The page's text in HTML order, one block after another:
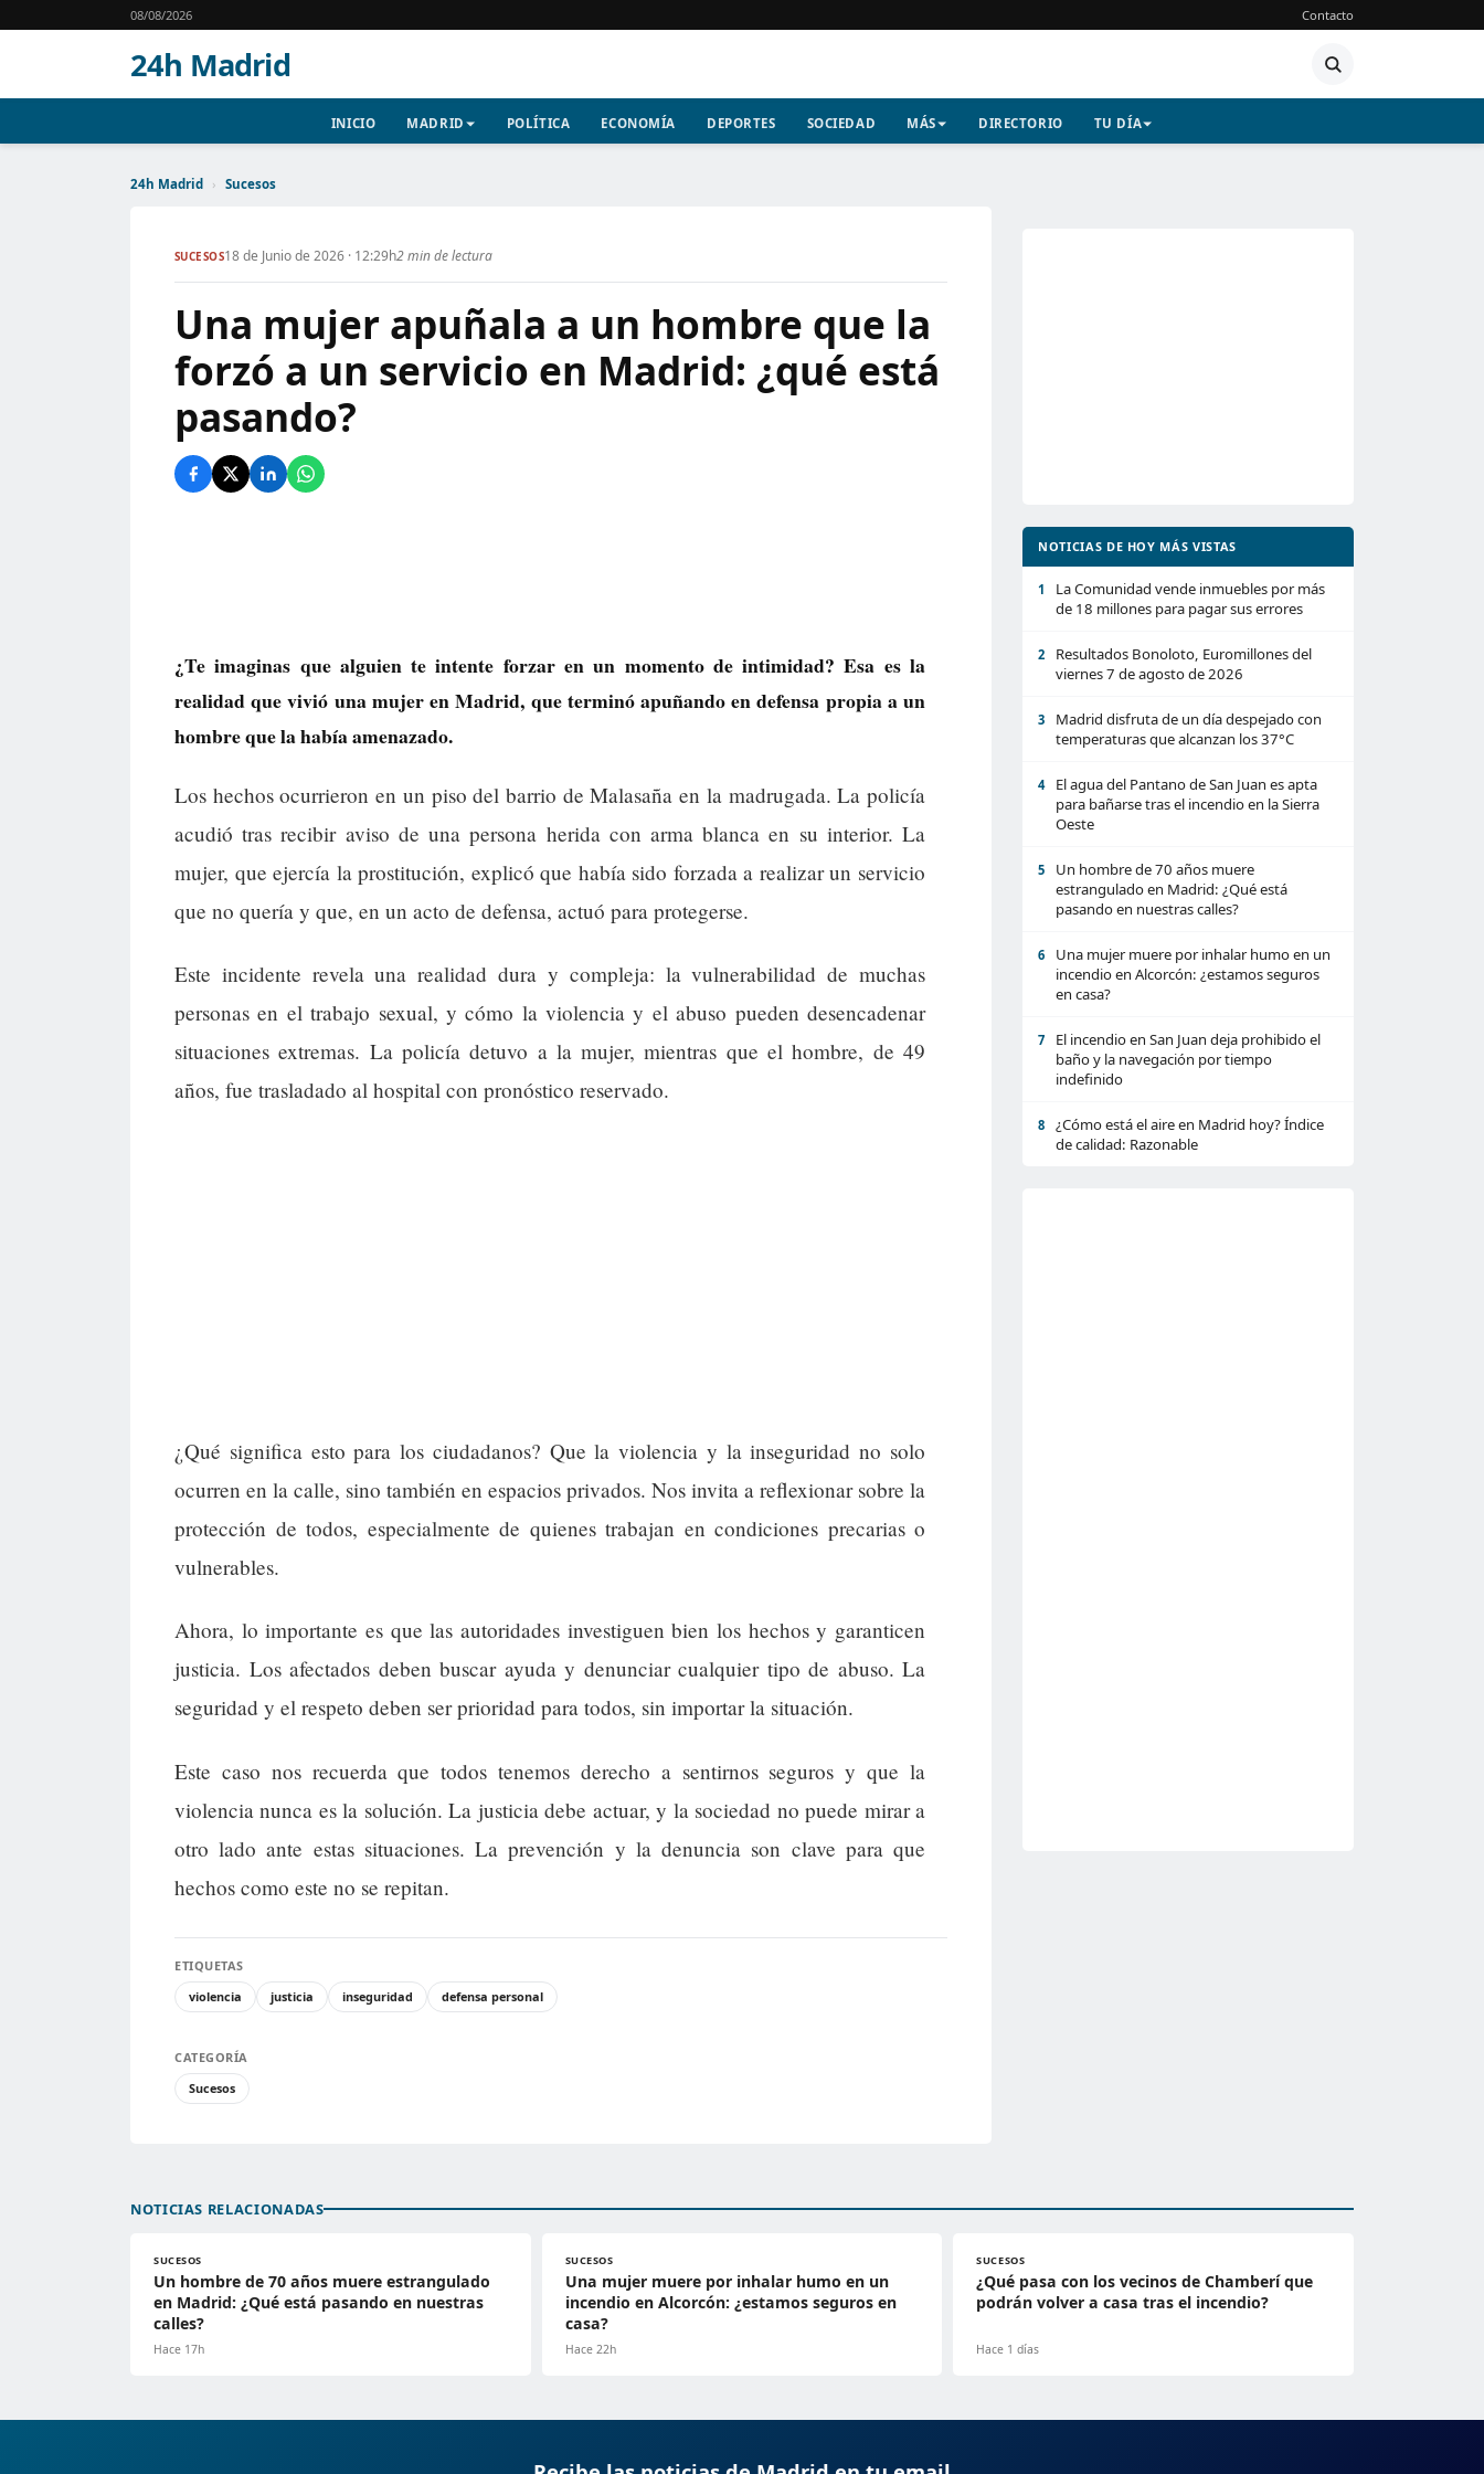
08/08/2026 Contacto
24h Madrid
INICIO MADRID POLÍTICA ECONOMÍA DEPORTES SOCIEDAD MÁS DIRECTORIO TU DÍA
24h Madrid › Sucesos
SUCESOS18 de Junio de 2026 · 12:29h2 min de lectura
Una mujer apuñala a un hombre que la
forzó a un servicio en Madrid: ¿qué está
pasando?
¿Te imaginas que alguien te intente forzar en un momento de intimidad? Esa es la
realidad que vivió una mujer en Madrid, que terminó apuñando en defensa propia a un
hombre que la había amenazado.
Los hechos ocurrieron en un piso del barrio de Malasaña en la madrugada. La policía
acudió tras recibir aviso de una persona herida con arma blanca en su interior. La
mujer, que ejercía la prostitución, explicó que había sido forzada a realizar un servicio
que no quería y que, en un acto de defensa, actuó para protegerse.
Este incidente revela una realidad dura y compleja: la vulnerabilidad de muchas
personas en el trabajo sexual, y cómo la violencia y el abuso pueden desencadenar
situaciones extremas. La policía detuvo a la mujer, mientras que el hombre, de 49
años, fue trasladado al hospital con pronóstico reservado.
¿Qué significa esto para los ciudadanos? Que la violencia y la inseguridad no solo
ocurren en la calle, sino también en espacios privados. Nos invita a reflexionar sobre la
protección de todos, especialmente de quienes trabajan en condiciones precarias o
vulnerables.
Ahora, lo importante es que las autoridades investiguen bien los hechos y garanticen
justicia. Los afectados deben buscar ayuda y denunciar cualquier tipo de abuso. La
seguridad y el respeto deben ser prioridad para todos, sin importar la situación.
Este caso nos recuerda que todos tenemos derecho a sentirnos seguros y que la
violencia nunca es la solución. La justicia debe actuar, y la sociedad no puede mirar a
otro lado ante estas situaciones. La prevención y la denuncia son clave para que
hechos como este no se repitan.
ETIQUETAS
violencia
justicia inseguridad defensa personal
CATEGORÍA
Sucesos
NOTICIAS DE HOY MÁS VISTAS
1
La Comunidad vende inmuebles por más
de 18 millones para pagar sus errores
2
Resultados Bonoloto, Euromillones del
viernes 7 de agosto de 2026
3
Madrid disfruta de un día despejado con
temperaturas que alcanzan los 37°C
4
El agua del Pantano de San Juan es apta
para bañarse tras el incendio en la Sierra
Oeste
5
Un hombre de 70 años muere
estrangulado en Madrid: ¿Qué está
pasando en nuestras calles?
6
Una mujer muere por inhalar humo en un
incendio en Alcorcón: ¿estamos seguros
en casa?
7
El incendio en San Juan deja prohibido el
baño y la navegación por tiempo
indefinido
8
¿Cómo está el aire en Madrid hoy? Índice
de calidad: Razonable
NOTICIAS RELACIONADAS
SUCESOS
Un hombre de 70 años muere estrangulado
en Madrid: ¿Qué está pasando en nuestras
calles?
Hace 17h
SUCESOS
Una mujer muere por inhalar humo en un
incendio en Alcorcón: ¿estamos seguros en
casa?
Hace 22h
SUCESOS
¿Qué pasa con los vecinos de Chamberí que
podrán volver a casa tras el incendio?
Hace 1 días